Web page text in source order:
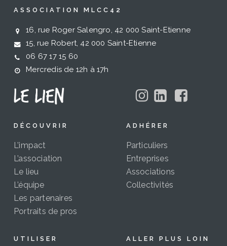
ASSOCIATION MLCC42
16, rue Roger Salengro, 42 000 Saint-Etienne
15, rue Robert, 42 000 Saint-Etienne
06 67 17 15 60
Mercredis de 12h à 17h
DÉCOUVRIR
L’impact
L’association
Le lieu
L’équipe
Les partenaires
Portraits de pros
ADHÉRER
Particuliers
Entreprises
Associations
Collectivités
UTILISER ALLER PLUS LOIN